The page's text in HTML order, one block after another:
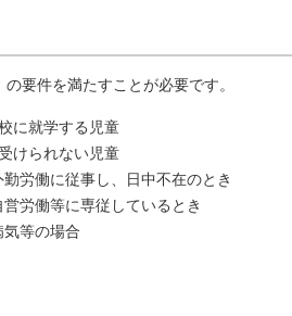
要件を満たすことが必要です。
に就学する児童
けられない児童
働に従事し、日中不在のとき
働等に専従しているとき
等の場合